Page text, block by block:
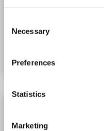
Selection
Necessary
Preferences
Statistics
Marketing
N° du produit ABIN2585536
NAGLU Reactivité: Souris